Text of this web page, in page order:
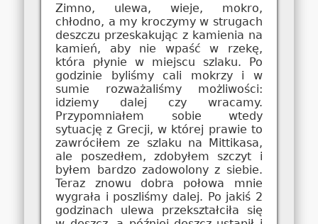
Zimno, ulewa, wieje, mokro,
chłodno, a my kroczymy w strugach
deszczu przeskakując z kamienia na
kamień, aby nie wpaść w rzekę,
która płynie w miejscu szlaku. Po
godzinie byliśmy cali mokrzy i w
sumie rozważaliśmy możliwości:
idziemy dalej czy wracamy.
Przypomniałem sobie wtedy
sytuację z Grecji, w której prawie to
zawróciłem ze szlaku na Mittikasa,
ale poszedłem, zdobyłem szczyt i
byłem bardzo zadowolony z siebie.
Teraz znowu dobra połowa mnie
wygrała i poszliśmy dalej. Po jakiś 2
godzinach ulewa przekształciła się